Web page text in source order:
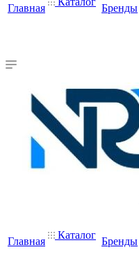
Главная Бренды
Главная
Каталог
Бренды